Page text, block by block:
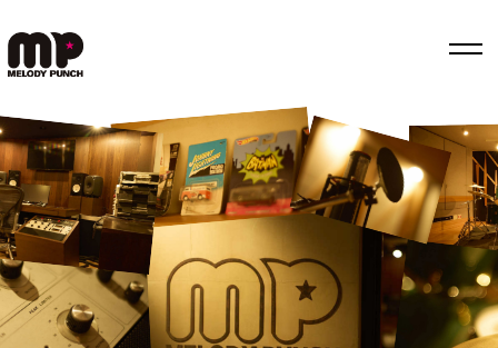
Top
Works
Label
Member
Company Info